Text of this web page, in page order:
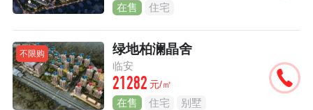
在售 住宅
不限购 绿地柏澜晶舍
临安
21282 元/㎡
在售 住宅 别墅